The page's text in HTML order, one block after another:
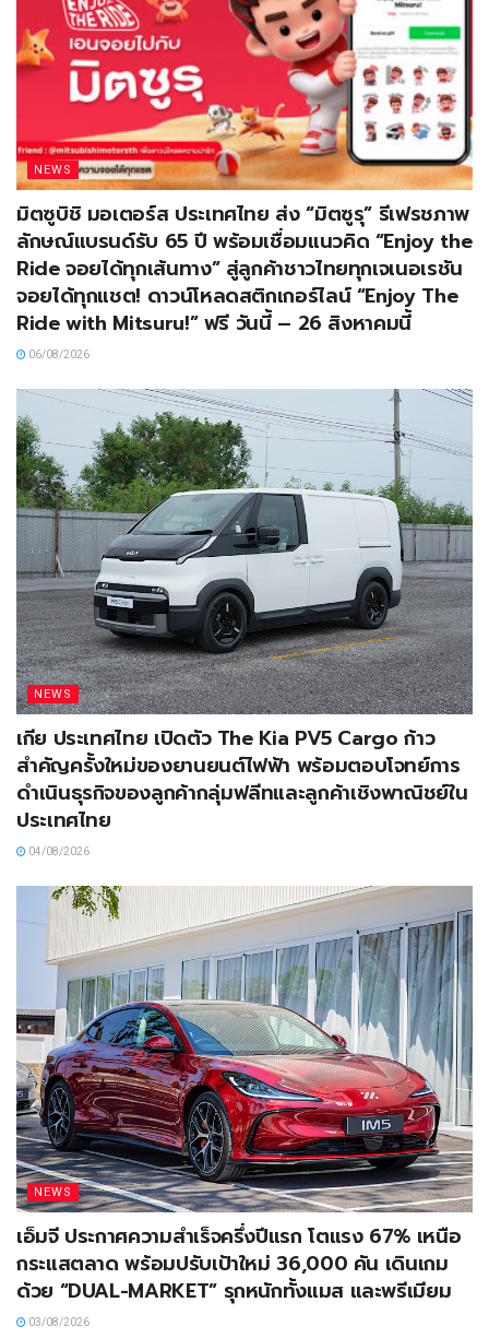
NEWS
มิตซูบิชิ มอเตอร์ส ประเทศไทย ส่ง “มิตซูรุ” รีเฟรชภาพ
ลักษณ์แบรนด์รับ 65 ปี พร้อมเชื่อมแนวคิด “Enjoy the
Ride จอยได้ทุกเส้นทาง” สู่ลูกค้าชาวไทยทุกเจเนอเรชัน
จอยได้ทุกแชต! ดาวน์โหลดสติกเกอร์ไลน์ “Enjoy The
Ride with Mitsuru!” ฟรี วันนี้ – 26 สิงหาคมนี้
06/08/2026
NEWS
เกีย ประเทศไทย เปิดตัว The Kia PV5 Cargo ก้าว
สำคัญครั้งใหม่ของยานยนต์ไฟฟ้า พร้อมตอบโจทย์การ
ดำเนินธุรกิจของลูกค้ากลุ่มฟลีทและลูกค้าเชิงพาณิชย์ใน
ประเทศไทย
04/08/2026
NEWS
เอ็มจี ประกาศความสำเร็จครึ่งปีแรก โตแรง 67% เหนือ
กระแสตลาด พร้อมปรับเป้าใหม่ 36,000 คัน เดินเกม
ด้วย “DUAL-MARKET” รุกหนักทั้งแมส และพรีเมียม
03/08/2026